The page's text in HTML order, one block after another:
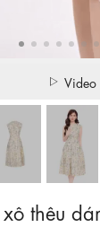
Video
thêu